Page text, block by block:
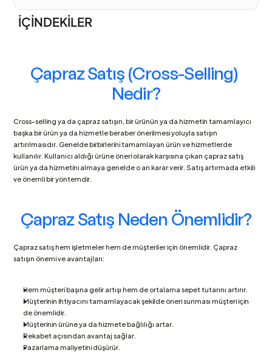
Çapraz Satış (Cross-Selling)
Nedir?
Cross-selling ya da çapraz satışın, bir ürünün ya da hizmetin tamamlayıcı
başka bir ürün ya da hizmetle beraber önerilmesi yoluyla satışın
artırılmasıdır. Genelde birbirlerini tamamlayan ürün ve hizmetlerde
kullanılır. Kullanıcı aldığı ürüne öneri olarak karşısına çıkan çapraz satış
ürün ya da hizmetini almaya genelde o an karar verir. Satış artırmada etkili
ve önemli bir yöntemdir.
Çapraz Satış Neden Önemlidir?
Çapraz satış hem işletmeler hem de müşteriler için önemlidir. Çapraz
satışın önemi ve avantajları:
Hem müşteri başına gelir artışı hem de ortalama sepet tutarını artırır.
Müşterinin ihtiyacını tamamlayacak şekilde öneri sunması müşteri için
de önemlidir.
Müşterinin ürüne ya da hizmete bağlılığı artar.
Rekabet açısından avantaj sağlar.
Pazarlama maliyetini düşürür.
İÇİNDEKİLER